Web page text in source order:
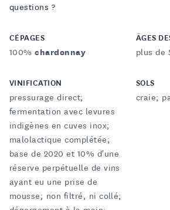
questions ?
CÉPAGES
100%chardonnay
ÂGES
plus de
VINIFICATION
pressurage direct;
fermentation avec levures
indigènes en cuves inox;
malolactique complétée;
base de 2020 et 10% d'une
réserve perpétuelle de vins
ayant eu une prise de
mousse; non filtré, ni collé;
SOLS
craie;